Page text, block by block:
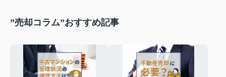
”売却コラム”おすすめ記事